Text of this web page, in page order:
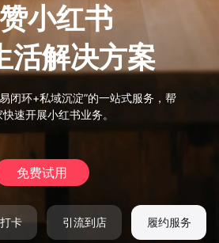
小红书
活解决方案
闭环+私域沉淀”的一站式服务，帮
速开展小红书业务。
免费试用
卡 引流到店 履约服务